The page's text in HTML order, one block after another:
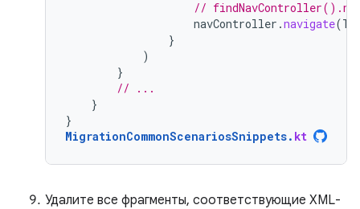
//
navController .navigate(
}
)
}
// ...
}
}
MigrationCommonScenariosSnippets. kt
Удалите все фрагменты, соответствующие XML-